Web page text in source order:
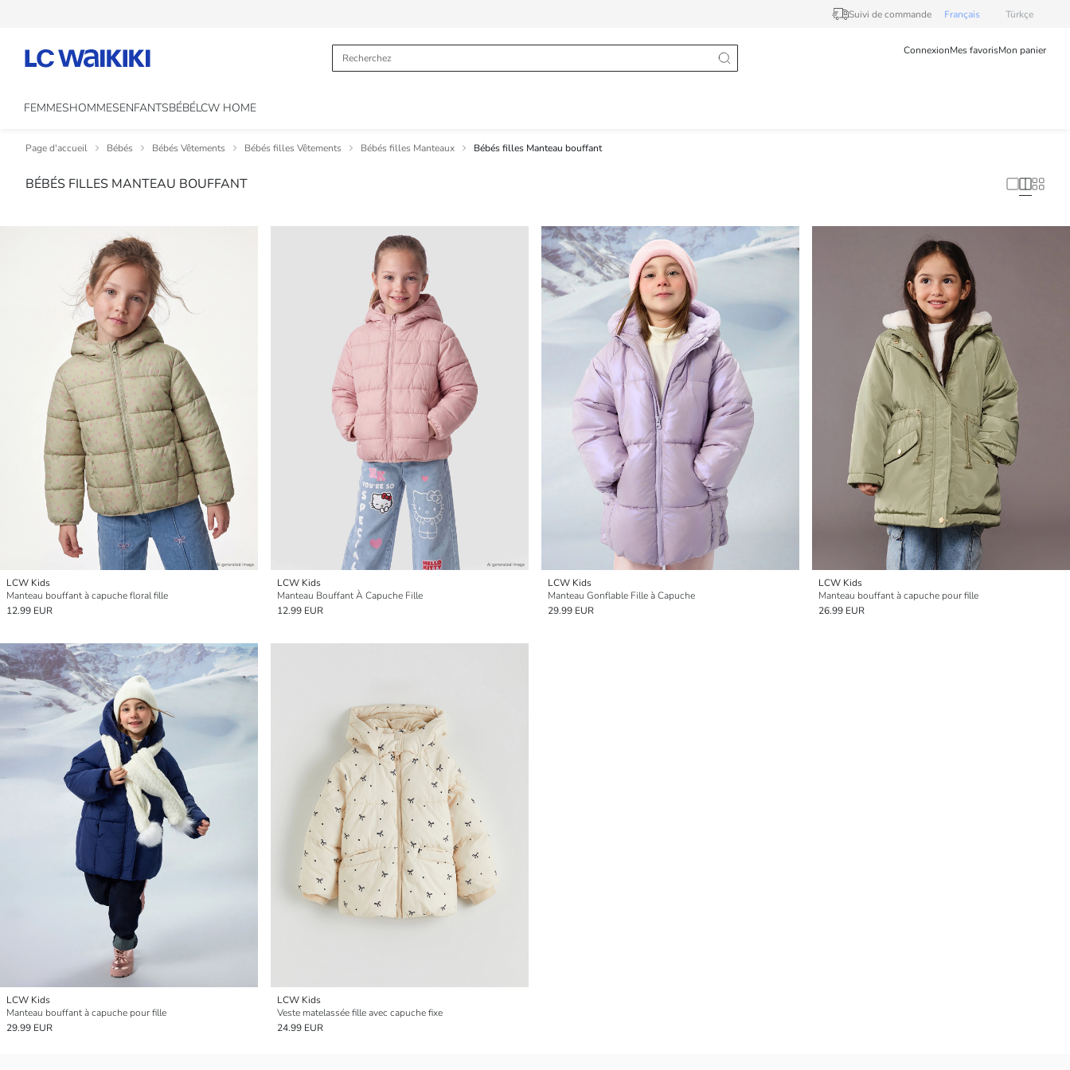
Suivi de commande Français Türkçe
ConnexionMes favorisMon panier
FEMMESHOMMESENFANTSBÉBÉLCW HOME
Page d'accueil Bébés Bébés Vêtements Bébés filles Vêtements Bébés filles Manteaux Bébés filles Manteau bouffant
BÉBÉS FILLES MANTEAU BOUFFANT
LCW Kids
Manteau bouffant à capuche floral fille
12.99 EUR
LCW Kids
Manteau Bouffant À Capuche Fille
12.99 EUR
LCW Kids
Manteau Gonflable Fille à Capuche
29.99 EUR
LCW Kids
Manteau bouffant à capuche pour fille
26.99 EUR
LCW Kids
Manteau bouffant à capuche pour fille
29.99 EUR
LCW Kids
Veste matelassée fille avec capuche fixe
24.99 EUR